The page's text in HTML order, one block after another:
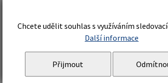
kat. II
Chcete udělit souhlas s využíváním
Další informace
Přijmout